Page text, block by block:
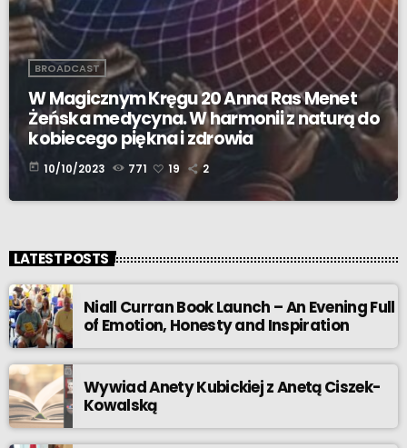
BROADCAST
W Magicznym Kręgu 20 Anna Ras Menet
Żeńska medycyna. W harmonii z naturą do
kobiecego piękna i zdrowia
today 10/10/2023 771 19 2
LATEST POSTS
Niall Curran Book Launch – An Evening Full
of Emotion, Honesty and Inspiration
Wywiad Anety Kubickiej z Anetą Ciszek-
Kowalską